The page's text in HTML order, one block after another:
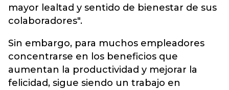
mayor lealtad y sentido de bienestar de sus
colaboradores".
Sin embargo, para muchos empleadores
concentrarse en los beneficios que
aumentan la productividad y mejorar la
felicidad, sigue siendo un trabajo en